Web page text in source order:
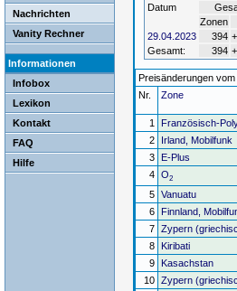
Nachrichten
Vanity Rechner
Informationen
Infobox
Lexikon
Kontakt
FAQ
Hilfe
Datum
Zonen
29.04.2023
394
Gesamt:
394
Preisänderungen
Nr.
Zone
1
Französisch-
2
Irland, Mobilfunk
3
E-Plus
4 O2
5 Vanuatu
6
Finnland,
7 Zypern
8
Kiribati
9
Kasachstan
10 Zypern